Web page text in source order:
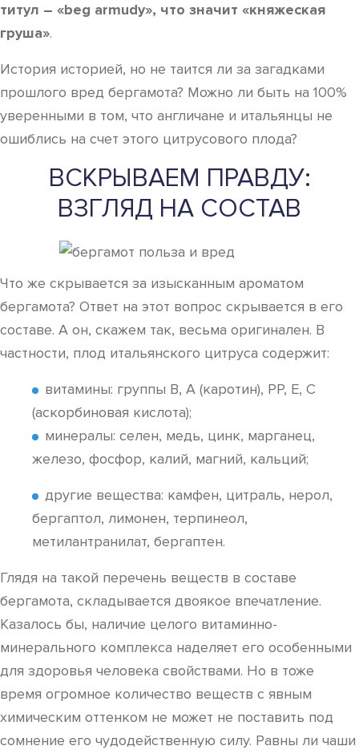
титул – «beg armudy», что значит «княжеская
груша».
История историей, но не таится ли за загадками
прошлого вред бергамота? Можно ли быть на 100%
уверенными в том, что англичане и итальянцы не
ошиблись на счет этого цитрусового плода?
ВСКРЫВАЕМ ПРАВДУ:
ВЗГЛЯД НА СОСТАВ
Что же скрывается за изысканным ароматом
бергамота? Ответ на этот вопрос скрывается в его
составе. А он, скажем так, весьма оригинален. В
частности, плод итальянского цитруса содержит:
витамины: группы В, А (каротин), РР, Е, С
(аскорбиновая кислота);
минералы: селен, медь, цинк, марганец,
железо, фосфор, калий, магний, кальций;
другие вещества: камфен, цитраль, нерол,
бергаптол, лимонен, терпинеол,
метилантранилат, бергаптен.
Глядя на такой перечень веществ в составе
бергамота, складывается двоякое впечатление.
Казалось бы, наличие целого витаминно-
минерального комплекса наделяет его особенными
для здоровья человека свойствами. Но в тоже
время огромное количество веществ с явным
химическим оттенком не может не поставить под
сомнение его чудодейственную силу. Равны ли чаши